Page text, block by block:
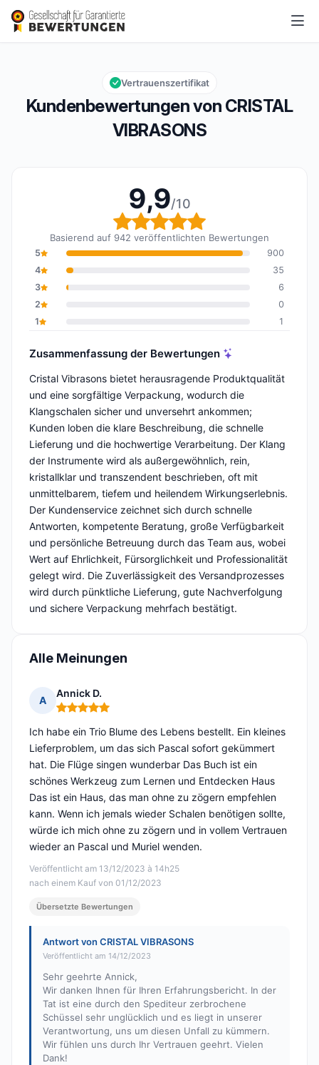
CRISTAL VIBRASONS
Gesamtbewertung: 9,9 von 10
9,9/10
Kundenbewertungen von CRISTAL
VIBRASONS
Vertrauenszertifikat
9,9/10
Gesamtbewertung: 9,9
Basierend auf 942 veröffentlichten Bewertungen
5
900
4
35
3
6
2
0
1
1
Zusammenfassung der Bewertungen
Cristal Vibrasons bietet herausragende Produktqualität
und eine sorgfältige Verpackung, wodurch die
Klangschalen sicher und unversehrt ankommen;
Kunden loben die klare Beschreibung, die schnelle
Lieferung und die hochwertige Verarbeitung. Der Klang
der Instrumente wird als außergewöhnlich, rein,
kristallklar und transzendent beschrieben, oft mit
unmittelbarem, tiefem und heilendem Wirkungserlebnis.
Der Kundenservice zeichnet sich durch schnelle
Antworten, kompetente Beratung, große Verfügbarkeit
und persönliche Betreuung durch das Team aus, wobei
Wert auf Ehrlichkeit, Fürsorglichkeit und Professionalität
gelegt wird. Die Zuverlässigkeit des Versandprozesses
wird durch pünktliche Lieferung, gute Nachverfolgung
und sichere Verpackung mehrfach bestätigt.
Alle Meinungen
A
Annick D.
Hinweis: 5 von 5
Veröffentlicht am 13/12/2023 à 14h25
nach einem Kauf von 01/12/2023
Ich habe ein Trio Blume des Lebens bestellt. Ein kleines
Lieferproblem, um das sich Pascal sofort gekümmert
hat. Die Flüge singen wunderbar Das Buch ist ein
schönes Werkzeug zum Lernen und Entdecken Haus
Das ist ein Haus, das man ohne zu zögern empfehlen
kann. Wenn ich jemals wieder Schalen benötigen sollte,
würde ich mich ohne zu zögern und in vollem Vertrauen
wieder an Pascal und Muriel wenden.
Übersetzte Bewertungen
Antwort von CRISTAL VIBRASONS
Veröffentlicht am 14/12/2023
Sehr geehrte Annick,
Wir danken Ihnen für Ihren Erfahrungsbericht. In der
Tat ist eine durch den Spediteur zerbrochene
Schüssel sehr unglücklich und es liegt in unserer
Verantwortung, uns um diesen Unfall zu kümmern.
Wir fühlen uns durch Ihr Vertrauen geehrt. Vielen
Dank!